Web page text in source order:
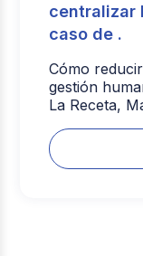
centralizar
caso de .
Cómo
gestión
La Receta,